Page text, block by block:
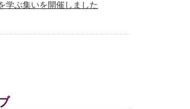
学ぶ集いを開催しました